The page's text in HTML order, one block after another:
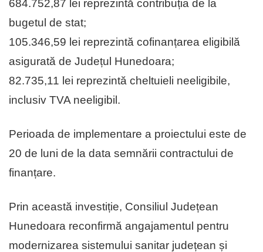
684.752,87 lei reprezintă contribuția de la
bugetul de stat;
105.346,59 lei reprezintă cofinanțarea eligibilă
asigurată de Județul Hunedoara;
82.735,11 lei reprezintă cheltuieli neeligibile,
inclusiv TVA neeligibil.
Perioada de implementare a proiectului este de
20 de luni de la data semnării contractului de
finanțare.
Prin această investiție, Consiliul Județean
Hunedoara reconfirmă angajamentul pentru
modernizarea sistemului sanitar județean și